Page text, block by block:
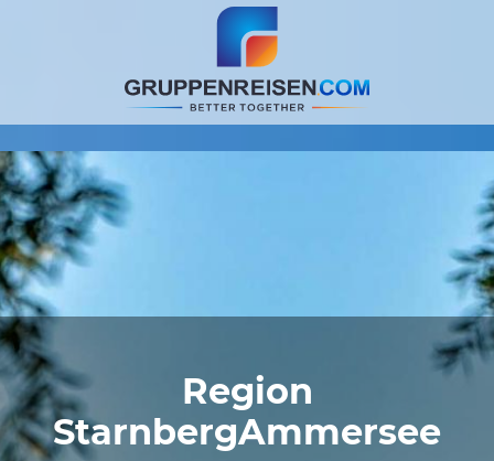
Region
StarnbergAmmersee